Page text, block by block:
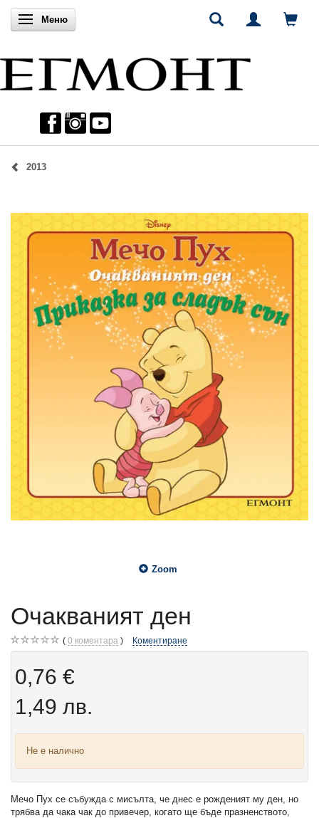
Включи навигацията
Меню
2013
Zoom
Очакваният ден
0 коментара Коментиране
0,76 €
1,49 лв.
Не е налично
Мечо Пух се събужда с мисълта, че днес е рожденият му ден, но
трябва да чака чак до привечер, когато ще бъде празненството,